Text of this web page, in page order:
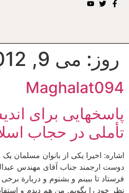
روز: می 9, 2012
Maghalat094
تأملی در حجاب
اشاره: اخیرا یکی از بانوان مسلمان یک
دوست ارجمند جناب آقای مهندس
فرستاد تا ببینم و بشنوم و دربارة
نظر خود را بگویم. من هم دیدم و